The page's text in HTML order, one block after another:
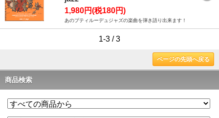
1,980円(税180円)
あのプティルーデュジャズの楽曲を弾き語り出来ます！
1-3 / 3
ページの先頭へ戻る
商品検索